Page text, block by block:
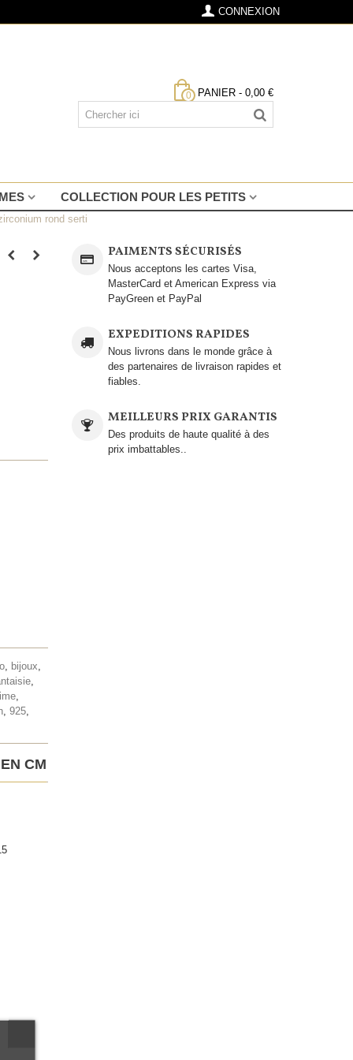
CONNEXION
0 PANIER - 0,00 €
COLLECTION POUR LES PETITS
rond serti
, bijoux,
,
,
, 925,
CM
PAIMENTS SÉCURISÉS
Nous acceptons les cartes Visa,
MasterCard et American Express via
PayGreen et PayPal
EXPEDITIONS RAPIDES
Nous livrons dans le monde grâce à
des partenaires de livraison rapides et
fiables.
MEILLEURS PRIX GARANTIS
Des produits de haute qualité à des
prix imbattables..